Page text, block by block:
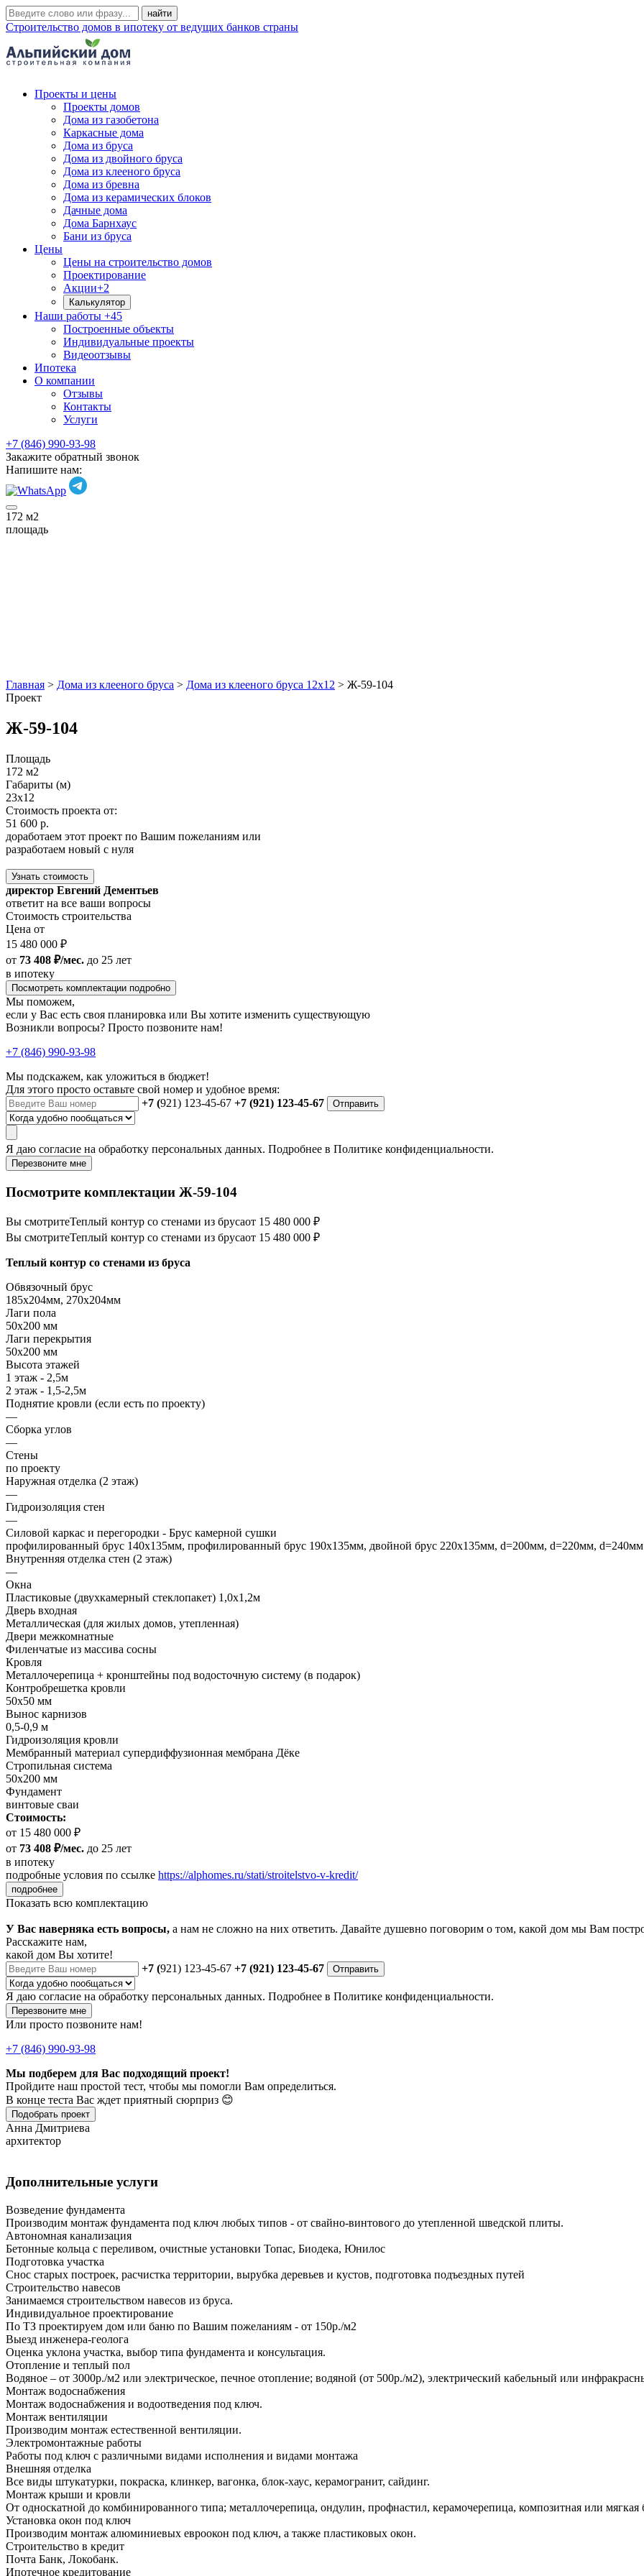
Строительство домов в ипотеку от ведущих банков страны
Проекты и цены
Проекты домов
Дома из газобетона
Каркасные дома
Дома из бруса
Дома из двойного бруса
Дома из клееного бруса
Дома из бревна
Дома из керамических блоков
Дачные дома
Дома Барнхаус
Бани из бруса
Цены
Цены на строительство домов
Проектирование
Акции+2
Калькулятор
Наши работы +45
Построенные объекты
Индивидуальные проекты
Видеоотзывы
Ипотека
О компании
Отзывы
Контакты
Услуги
+7 (846) 990-93-98
Закажите обратный звонок
Напишите нам:
172 м2
площадь
Главная > Дома из клееного бруса > Дома из клееного бруса 12x12 > Ж-59-104
Проект
Ж-59-104
Площадь
172 м2
Габариты (м)
23x12
Стоимость проекта от:
51 600 р.
доработаем этот проект по Вашим пожеланиям или
разработаем новый с нуля
Узнать стоимость
директор Евгений Дементьев
ответит на все ваши вопросы
Стоимость строительства
Цена от
15 480 000 ₽
от 73 408 ₽/мес. до 25 лет
в ипотеку
Посмотреть комплектации подробно
Мы поможем,
если у Вас есть своя планировка или Вы хотите изменить существующую
Возникли вопросы? Просто позвоните нам!
+7 (846) 990-93-98
Мы подскажем, как уложиться в бюджет!
Для этого просто оставьте свой номер и удобное время:
+7 (921) 123-45-67 +7 (921) 123-45-67 Отправить
Я даю согласие на обработку персональных данных. Подробнее в Политике конфиденциальности.
Перезвоните мне
Посмотрите комплектации Ж-59-104
Вы смотритеТеплый контур со стенами из брусаот 15 480 000 ₽
Вы смотритеТеплый контур со стенами из брусаот 15 480 000 ₽
Теплый контур со стенами из бруса
Обвязочный брус
185х204мм, 270х204мм
Лаги пола
50х200 мм
Лаги перекрытия
50х200 мм
Высота этажей
1 этаж - 2,5м
2 этаж - 1,5-2,5м
Поднятие кровли (если есть по проекту)
—
Сборка углов
—
Стены
по проекту
Наружная отделка (2 этаж)
—
Гидроизоляция стен
—
Силовой каркас и перегородки - Брус камерной сушки
профилированный брус 140х135мм, профилированный брус 190х135мм, двойной брус 220х135мм, d=200мм, d=220мм, d=240мм
Внутренняя отделка стен (2 этаж)
—
Окна
Пластиковые (двухкамерный стеклопакет) 1,0х1,2м
Дверь входная
Металлическая (для жилых домов, утепленная)
Двери межкомнатные
Филенчатые из массива сосны
Кровля
Металлочерепица + кронштейны под водосточную систему (в подарок)
Контробрешетка кровли
50х50 мм
Вынос карнизов
0,5-0,9 м
Гидроизоляция кровли
Мембранный материал супердиффузионная мембрана Дёке
Стропильная система
50х200 мм
Фундамент
винтовые сваи
Стоимость:
от 15 480 000 ₽
от 73 408 ₽/мес. до 25 лет
в ипотеку
подробные условия по ссылке https://alphomes.ru/stati/stroitelstvo-v-kredit/
подробнее
Показать всю комплектацию
У Вас наверняка есть вопросы, а нам не сложно на них ответить. Давайте душевно поговорим о том, какой дом мы Вам
Расскажите нам,
какой дом Вы хотите!
+7 (921) 123-45-67 +7 (921) 123-45-67 Отправить
Я даю согласие на обработку персональных данных. Подробнее в Политике конфиденциальности.
Перезвоните мне
Или просто позвоните нам!
+7 (846) 990-93-98
Мы подберем для Вас подходящий проект!
Пройдите наш простой тест, чтобы мы помогли Вам определиться.
В конце теста Вас ждет приятный сюрприз 😊
Подобрать проект
Анна Дмитриева
архитектор
Дополнительные услуги
Возведение фундамента
Производим монтаж фундамента под ключ любых типов - от свайно-винтового до утепленной шведской плиты.
Автономная канализация
Бетонные кольца с переливом, очистные установки Топас, Биодека, Юнилос
Подготовка участка
Снос старых построек, расчистка территории, вырубка деревьев и кустов, подготовка подъездных путей
Строительство навесов
Занимаемся строительством навесов из бруса.
Индивидуальное проектирование
По ТЗ проектируем дом или баню по Вашим пожеланиям - от 150р./м2
Выезд инженера-геолога
Оценка уклона участка, выбор типа фундамента и консультация.
Отопление и теплый пол
Водяное – от 3000р./м2 или электрическое, печное отопление; водяной (от 500р./м2), электрический кабельный или
Монтаж водоснабжения
Монтаж водоснабжения и водоотведения под ключ.
Монтаж вентиляции
Производим монтаж естественной вентиляции.
Электромонтажные работы
Работы под ключ с различными видами исполнения и видами монтажа
Внешняя отделка
Все виды штукатурки, покраска, клинкер, вагонка, блок-хаус, керамогранит, сайдинг.
Монтаж крыши и кровли
От односкатной до комбинированного типа; металлочерепица, ондулин, профнастил, керамочерепица, композитная или мягкая
Установка окон под ключ
Производим монтаж алюминиевых евроокон под ключ, а также пластиковых окон.
Строительство в кредит
Почта Банк, Локобанк.
Ипотечное кредитование